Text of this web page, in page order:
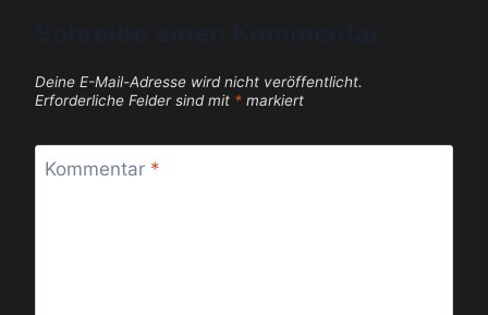
Deine E-Mail-Adresse wird nicht veröffentlicht.
Erforderliche Felder sind mit * markiert
Kommentar *